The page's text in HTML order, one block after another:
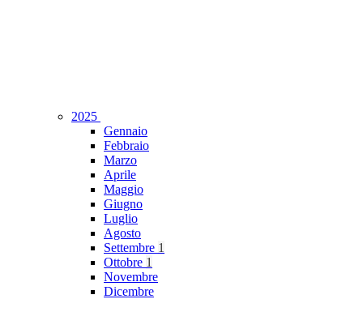
2025
Gennaio
Febbraio
Marzo
Aprile
Maggio
Giugno
Luglio
Agosto
Settembre 1
Ottobre 1
Novembre
Dicembre